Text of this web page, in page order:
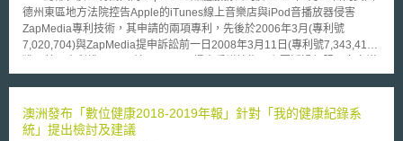
下載、藉由網上管理其所擁有的歌曲，此種服務為互動式的且有些更精進的
服務需付費。法官因此認為MP3tunes公司於紐約進行商業活動，紐約法院
因此具有管轄權。 Michael Robertson於此判決後表示鬆了口氣，但承
認其公司MP3tunes面對EMI的侵權控訴仍有一段長遠的路要走。Michael
業性的網站上就如同他們現在將文件、照片與其他個人資訊存放在網站上一
德州東區地方法院控告Apple的iTunes線上音樂店與iPod音播放器侵害
ZapMedia專利技術，其申請的兩項專利，先後於2006年3月(專利號
7,020,704)與ZapMedia提申訴訟前一日2008年3月11日(專利號7,343,414)
體播放器傳送音樂和其他數位電子內容，其專利主要包含一媒體程式庫資料
體資料。其伺服器中包含複數個多媒體播放器，以供存取多媒體資料之用。
每個多媒體播放器包含一處理器以執行客戶端應用程式，使用者可經授權許
澳洲發布「數位健康2018-2019年報」針對「我的健康紀錄系
統」提出檢討及建議